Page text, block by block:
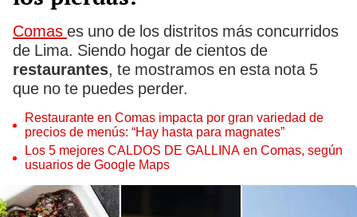
Comas es uno de los distritos más concurridos
de Lima. Siendo hogar de cientos de
restaurantes, te mostramos en esta nota 5
que no te puedes perder.
Restaurante en Comas impacta por gran variedad de
precios de menús: “Hay hasta para magnates”
Los 5 mejores CALDOS DE GALLINA en Comas, según
usuarios de Google Maps